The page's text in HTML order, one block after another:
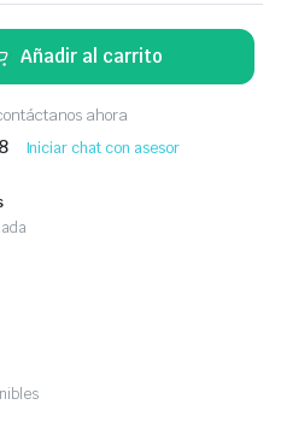
Añadir al carrito
ahora
Iniciar chat con asesor